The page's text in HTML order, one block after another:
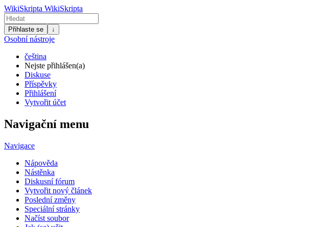
WikiSkripta WikiSkripta
Přihlaste se ↓
Osobní nástroje
čeština
Nejste přihlášen(a)
Diskuse
Příspěvky
Přihlášení
Vytvořit účet
Navigační menu
Navigace
Nápověda
Nástěnka
Diskusní fórum
Vytvořit nový článek
Poslední změny
Speciální stránky
Načíst soubor